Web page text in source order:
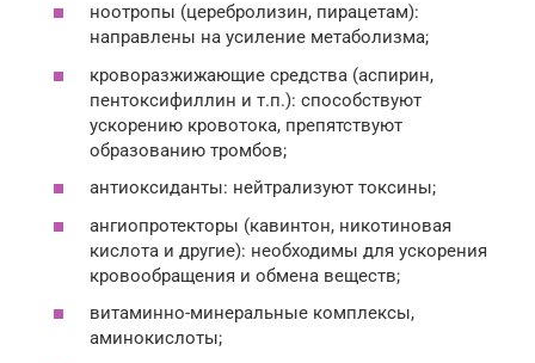
ноотропы (церебролизин, пирацетам):
направлены на усиление метаболизма;
кроворазжижающие средства (аспирин,
пентоксифиллин и т.п.): способствуют
ускорению кровотока, препятствуют
образованию тромбов;
антиоксиданты: нейтрализуют токсины;
ангиопротекторы (кавинтон, никотиновая
кислота и другие): необходимы для ускорения
кровообращения и обмена веществ;
витаминно-минеральные комплексы,
аминокислоты;